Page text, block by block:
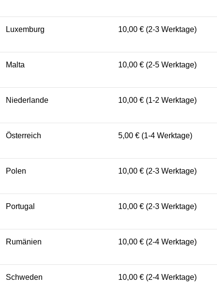
Luxemburg 10,00 € (2-3 Werktage)
Malta 10,00 € (2-5 Werktage)
Niederlande 10,00 € (1-2 Werktage)
Österreich 5,00 € (1-4 Werktage)
Polen 10,00 € (2-3 Werktage)
Portugal 10,00 € (2-3 Werktage)
Rumänien 10,00 € (2-4 Werktage)
Schweden 10,00 € (2-4 Werktage)